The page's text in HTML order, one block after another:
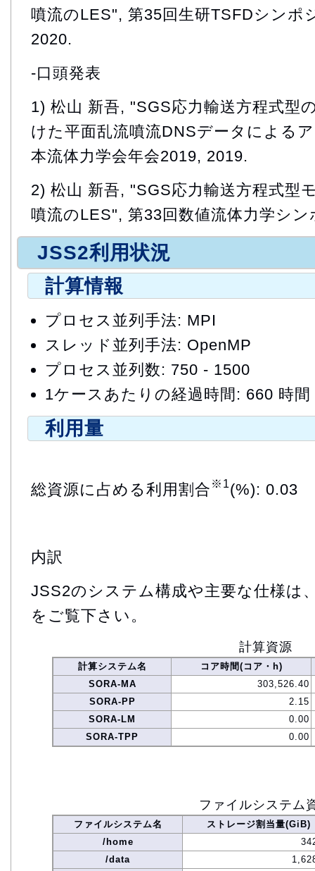
噴流のLES", 第35回生研TSFDシンポ
2020.
-口頭発表
1) 松山 新吾, "SGS応力輸送方程式型
けた平面乱流噴流DNSデータによる
本流体力学会年会2019, 2019.
2) 松山 新吾, "SGS応力輸送方程式型
噴流のLES", 第33回数値流体力学シ
JSS2利用状況
計算情報
プロセス並列手法: MPI
スレッド並列手法: OpenMP
プロセス並列数: 750 - 1500
1ケースあたりの経過時間: 660 時間
利用量
総資源に占める利用割合 ※1(%): 0.03
内訳
JSS2のシステム構成や主要な仕様は
をご覧下さい。
計算資源
計算システム名
コア時間(コア・h)
SORA-MA
303,526.40
SORA-PP
2.15
SORA-LM
0.00
SORA-TPP
0.00
ファイルシステム
ファイルシステム名
ストレージ割当量(GiB)
/home
/data